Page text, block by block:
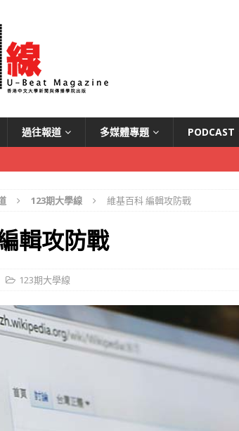
過往報道 多媒體專題 PODCAST
123期大學線 維基百科 編輯攻防戰
輯攻防戰
123期大學線